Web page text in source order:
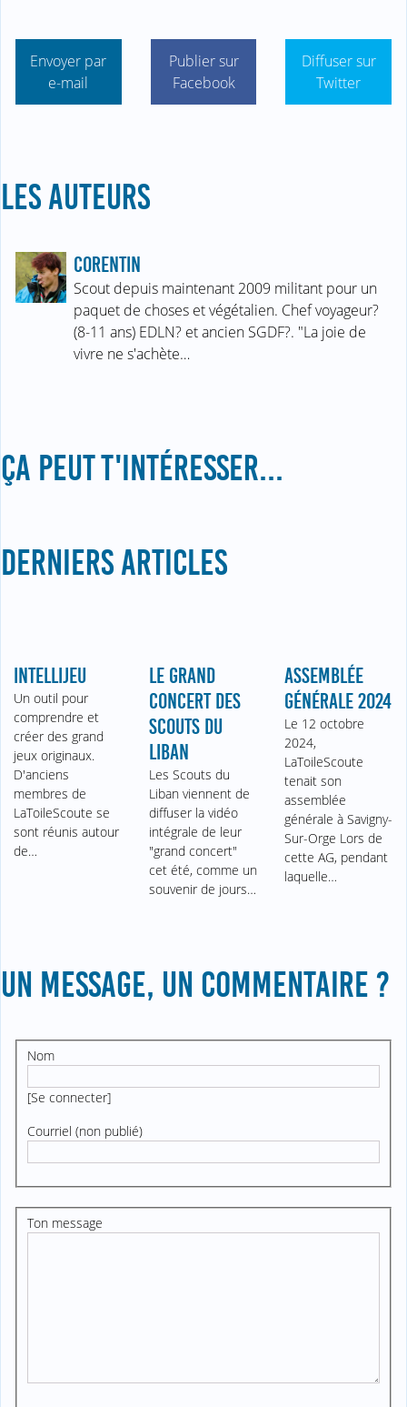
Envoyer par
e-mail
Publier sur
Facebook
Diffuser sur
Twitter
LES AUTEURS
CORENTIN
Scout depuis maintenant 2009 militant pour un
paquet de choses et végétalien. Chef voyageur?
(8-11 ans) EDLN? et ancien SGDF?. "La joie de
vivre ne s'achète…
ÇA PEUT T'INTÉRESSER...
DERNIERS ARTICLES
INTELLIJEU
Un outil pour
comprendre et
créer des grand
jeux originaux.
D'anciens
membres de
LaToileScoute se
sont réunis autour
de…
LE GRAND
CONCERT DES
SCOUTS DU
LIBAN
Les Scouts du
Liban viennent de
diffuser la vidéo
intégrale de leur
"grand concert"
cet été, comme un
souvenir de jours…
ASSEMBLÉE
GÉNÉRALE 2024
Le 12 octobre
2024,
LaToileScoute
tenait son
assemblée
générale à Savigny-
Sur-Orge Lors de
cette AG, pendant
laquelle…
UN MESSAGE, UN COMMENTAIRE ?
Nom
[Se connecter]
Courriel (non publié)
Ton message